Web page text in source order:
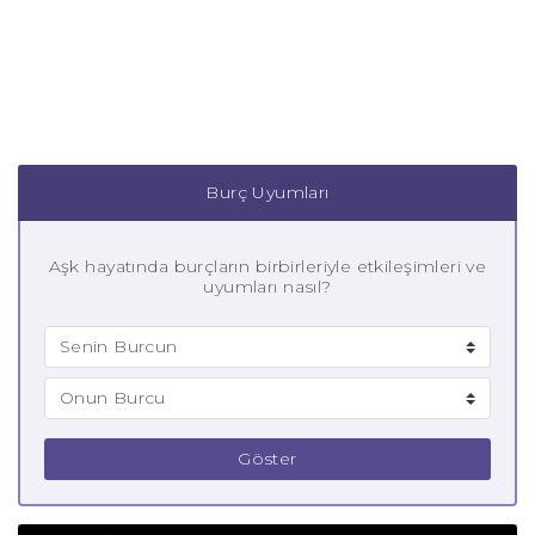
Burç Uyumları
Aşk hayatında burçların birbirleriyle etkileşimleri ve
uyumları nasıl?
Göster